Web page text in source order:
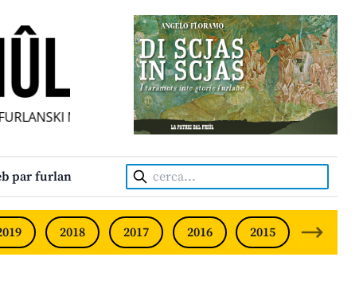
MESEČNIK • UNABHÄNGIGE FRIAULISCHE
par furlan Cerca:
2018 2017 2016 2015 2014